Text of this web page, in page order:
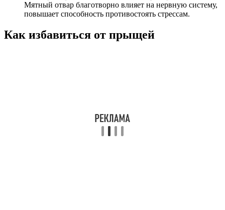
Мятный отвар благотворно влияет на нервную систему,
повышает способность противостоять стрессам.
Как избавиться от прыщей